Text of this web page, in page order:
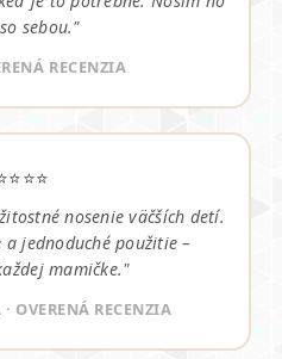
sebou."
RECENZIA
nosenie väčších detí.
jednoduché použitie –
mamičke."
OVERENÁ RECENZIA